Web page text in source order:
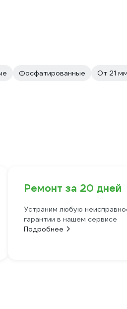
Фосфатированные От 21 мм
Ремонт за 20 дней
Устраним любую
гарантии в нашем сервисе
Подробнее